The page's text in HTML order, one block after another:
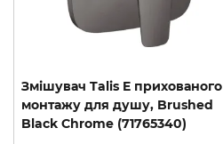
Змішувач Talis E прихованого
монтажу для душу, Brushed
Black Chrome (71765340)